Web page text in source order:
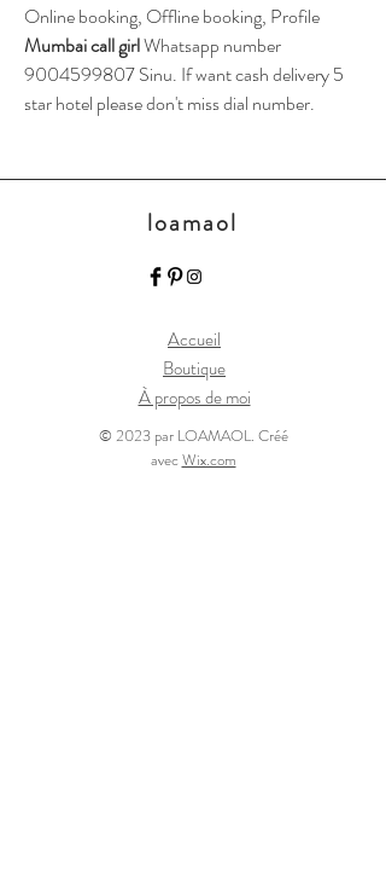
Online booking, Offline booking, Profile
Mumbai call girl Whatsapp number
9004599807 Sinu. If want cash delivery 5
star hotel please don't miss dial number.
loamaol
Accueil
Boutique
À propos de moi
© 2023 par LOAMAOL. Créé
avec Wix.com